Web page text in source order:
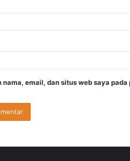
nama, email, dan situs web saya